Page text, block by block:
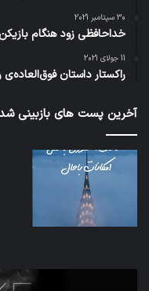
30 سپتامبر 2021
خداحافظی زود هنگام
11 جولای 2021
راکستار داستان
آخرین پست های بازبینی